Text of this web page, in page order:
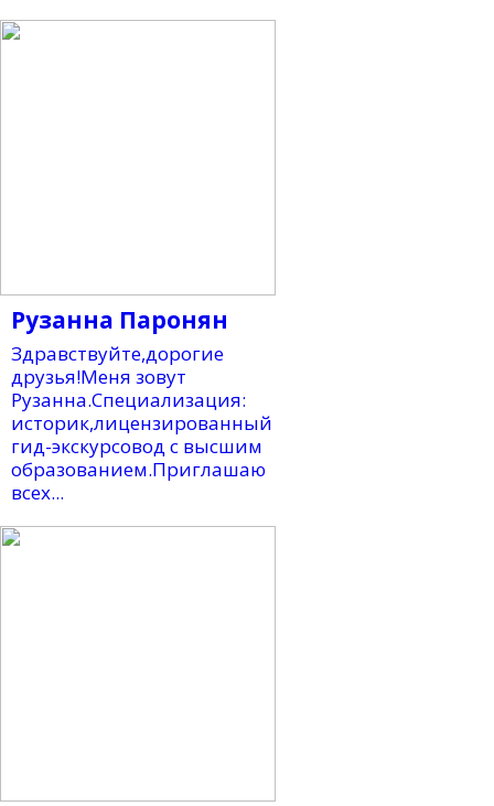
Рузанна Паронян
Здравствуйте,дорогие
друзья!Меня зовут
Рузанна.Специализация:
историк,лицензированный
гид-экскурсовод с высшим
образованием.Приглашаю
всех...